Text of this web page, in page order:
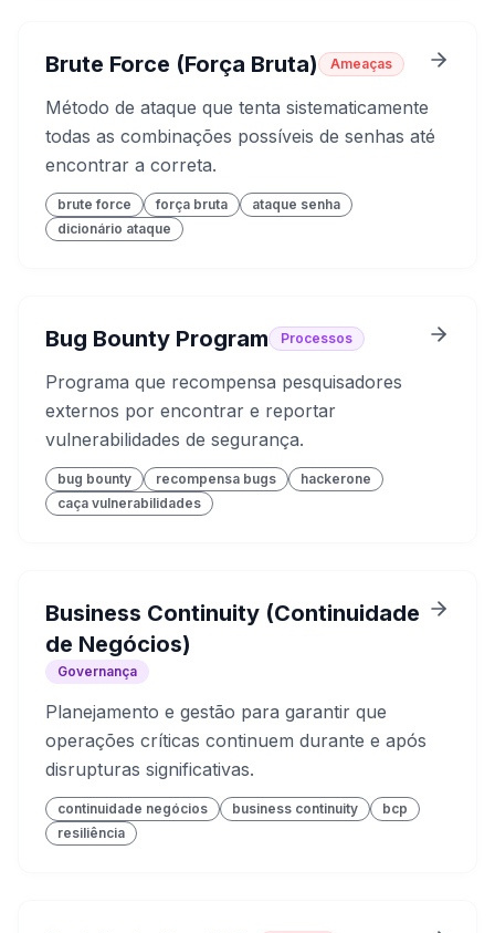
Brute Force (Força Bruta) Ameaças
Método de ataque que tenta sistematicamente
todas as combinações possíveis de senhas até
encontrar a correta.
brute force força bruta
ataque senha
dicionário ataque
Bug Bounty Program Processos
Programa que recompensa pesquisadores
externos por encontrar e reportar
vulnerabilidades de segurança.
bug bounty recompensa bugs
hackerone
caça vulnerabilidades
Business Continuity (Continuidade
de Negócios)
Governança
Planejamento e gestão para garantir que
operações críticas continuem durante e após
disrupturas significativas.
continuidade negócios business continuity
bcp
resiliência